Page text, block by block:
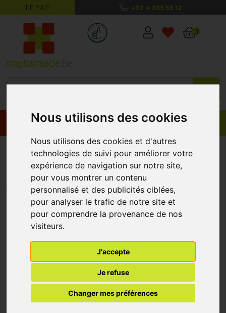
Nous utilisons des cookies
Nous utilisons des cookies et d'autres
technologies de suivi pour améliorer votre
expérience de navigation sur notre site,
pour vous montrer un contenu
personnalisé et des publicités ciblées,
pour analyser le trafic de notre site et
pour comprendre la provenance de nos
visiteurs.
J'accepte
Je refuse
Changer mes préférences
LE MAG’ +32 4 263 56 12
MaPharmacie.be ma santé, mes
0
Promos Produits
Jobst Ultras 1 Ag Wide Reg Dots
Bla Iv Pair
JOBST